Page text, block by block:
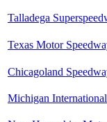
Talladega
Texas Motor
Chicagoland
Michigan